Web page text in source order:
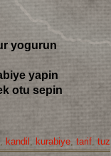
yogurun
yapin
otu sepin
, kandil , kurabiye, tarif, tuz